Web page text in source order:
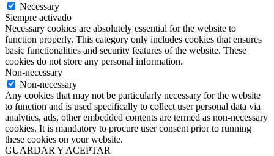
Necessary
Siempre activado
Necessary cookies are absolutely essential for the website to
function properly. This category only includes cookies that ensures
basic functionalities and security features of the website. These
cookies do not store any personal information.
Non-necessary
Non-necessary
Any cookies that may not be particularly necessary for the website
to function and is used specifically to collect user personal data via
analytics, ads, other embedded contents are termed as non-necessary
cookies. It is mandatory to procure user consent prior to running
these cookies on your website.
GUARDAR Y ACEPTAR